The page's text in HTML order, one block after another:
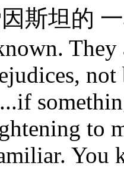
斯坦的
to
You